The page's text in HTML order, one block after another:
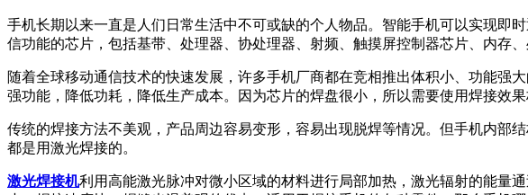
手机长期以来一直是人们日常生活中不可或缺的个人物品。智能手机可以实现即
信功能的芯片，包括基带、处理器、协处理器、射频、触摸屏控制器芯片、内存
随着全球移动通信技术的快速发展，许多手机厂商都在竞相推出体积小、功能
强功能，降低功耗，降低生产成本。因为芯片的焊盘很小，所以需要使用焊接效
传统的焊接方法不美观，产品周边容易变形，容易出现脱焊等情况。但手机内部
都是用激光焊接的。
激光焊接机利用高能激光脉冲对微小区域的材料进行局部加热，激光辐射的能量